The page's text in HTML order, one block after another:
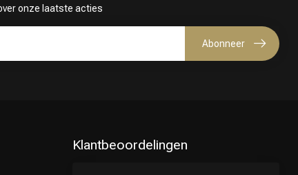
onze laatste acties
Abonneer
Klantbeoordelingen